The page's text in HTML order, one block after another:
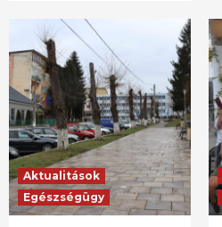
Aktualitások
Egészségügy